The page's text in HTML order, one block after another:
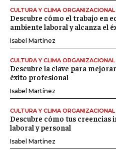
CULTURA Y CLIMA ORGANIZACIONAL
Descubre cómo el trabajo en
ambiente laboral y alcanza el
Isabel Martínez
CULTURA Y CLIMA ORGANIZACIONAL
Descubre la clave para
éxito profesional
Isabel Martínez
CULTURA Y CLIMA ORGANIZACIONAL
Descubre cómo tus creencias
laboral y personal
Isabel Martínez